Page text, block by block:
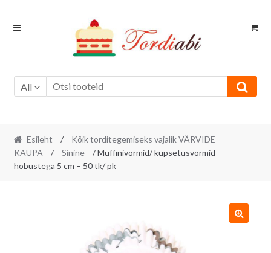
Skip
Skip
All
Esileht /
Kõik torditegemiseks vajalik VÄRVIDE
KAUPA
/ Sinine
/ Muffinivormid/ küpsetusvormid
hobustega 5 cm – 50 tk/ pk